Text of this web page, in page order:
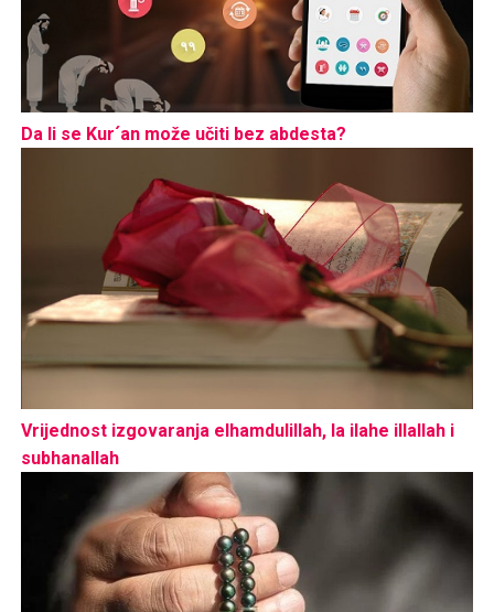
Da li se Kur´an može učiti bez abdesta?
Vrijednost izgovaranja elhamdulillah, la ilahe illallah i
subhanallah